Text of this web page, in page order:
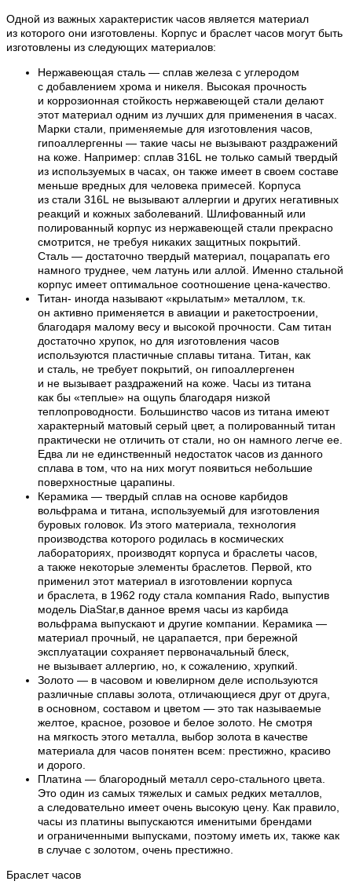
Одной из важных характеристик часов является материал
из которого они изготовлены. Корпус и браслет часов могут быть
изготовлены из следующих материалов:
Нержавеющая сталь — сплав железа с углеродом
с добавлением хрома и никеля. Высокая прочность
и коррозионная стойкость нержавеющей стали делают
этот материал одним из лучших для применения в часах.
Марки стали, применяемые для изготовления часов,
гипоаллергенны — такие часы не вызывают раздражений
на коже. Например: сплав 316L не только самый твердый
из используемых в часах, он также имеет в своем составе
меньше вредных для человека примесей. Корпуса
из стали 316L не вызывают аллергии и других негативных
реакций и кожных заболеваний. Шлифованный или
полированный корпус из нержавеющей стали прекрасно
смотрится, не требуя никаких защитных покрытий.
Сталь — достаточно твердый материал, поцарапать его
намного труднее, чем латунь или аллой. Именно стальной
корпус имеет оптимальное соотношение цена-качество.
Титан- иногда называют «крылатым» металлом, т.к.
он активно применяется в авиации и ракетостроении,
благодаря малому весу и высокой прочности. Сам титан
достаточно хрупок, но для изготовления часов
используются пластичные сплавы титана. Титан, как
и сталь, не требует покрытий, он гипоаллергенен
и не вызывает раздражений на коже. Часы из титана
как бы «теплые» на ощупь благодаря низкой
теплопроводности. Большинство часов из титана имеют
характерный матовый серый цвет, а полированный титан
практически не отличить от стали, но он намного легче ее.
Едва ли не единственный недостаток часов из данного
сплава в том, что на них могут появиться небольшие
поверхностные царапины.
Керамика — твердый сплав на основе карбидов
вольфрама и титана, используемый для изготовления
буровых головок. Из этого материала, технология
производства которого родилась в космических
лабораториях, производят корпуса и браслеты часов,
а также некоторые элементы браслетов. Первой, кто
применил этот материал в изготовлении корпуса
и браслета, в 1962 году стала компания Rado, выпустив
модель DiaStar,в данное время часы из карбида
вольфрама выпускают и другие компании. Керамика —
материал прочный, не царапается, при бережной
эксплуатации сохраняет первоначальный блеск,
не вызывает аллергию, но, к сожалению, хрупкий.
Золото — в часовом и ювелирном деле используются
различные сплавы золота, отличающиеся друг от друга,
в основном, составом и цветом — это так называемые
желтое, красное, розовое и белое золото. Не смотря
на мягкость этого металла, выбор золота в качестве
материала для часов понятен всем: престижно, красиво
и дорого.
Платина — благородный металл серо-стального цвета.
Это один из самых тяжелых и самых редких металлов,
а следовательно имеет очень высокую цену. Как правило,
часы из платины выпускаются именитыми брендами
и ограниченными выпусками, поэтому иметь их, также как
в случае с золотом, очень престижно.
Браслет часов